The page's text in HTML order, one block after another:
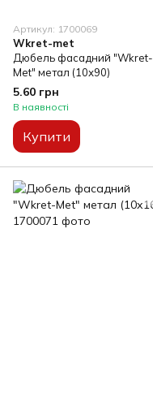
Артикул: 1700069
Wkret-met
Дюбель фасадний "Wkret-
Met" метал (10х90)
5.60 грн
В наявності
Купити